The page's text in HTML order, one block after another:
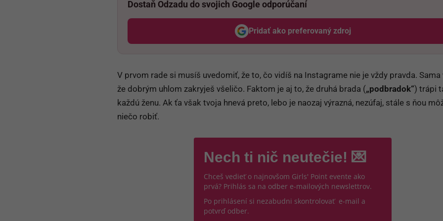
Dostaň Odzadu do svojich Google odporúčaní
Pridať ako preferovaný zdroj
Odzadu, odkaz sa otvorí v novom okne
V prvom rade si musíš uvedomiť, že to, čo vidíš na Instagrame nie je vždy pravda. Sama
že dobrým uhlom zakryješ všeličo. Faktom je aj to, že druhá brada („podbradok“) trápi
každú ženu. Ak ťa však tvoja hnevá preto, lebo je naozaj výrazná, nezúfaj, stále s ňou
niečo robiť.
Nech ti nič neutečie! 💌
Chceš vedieť o najnovšom Girls' Point evente ako
prvá? Prihlás sa na odber e-mailových newslettrov.
Po prihlásení si nezabudni skontrolovať e-mail a
potvrď odber.